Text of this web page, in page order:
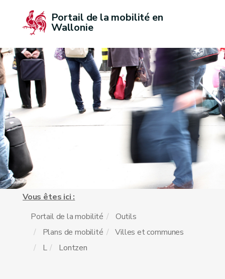
Portail de la mobilité en
Wallonie
Vous êtes ici :
Portail de la mobilité
Outils
Plans de mobilité
Villes et communes
L
Lontzen